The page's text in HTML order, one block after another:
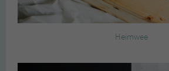
Heimwee